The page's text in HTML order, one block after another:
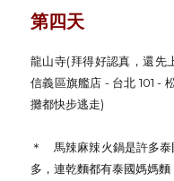
第四天
龍山寺(拜得好認真，還先
信義區旗艦店 - 台北 101 -
攤都快步逃走)
＊ 馬辣麻辣火鍋是許多
多，連乾麵都有泰國媽媽麵